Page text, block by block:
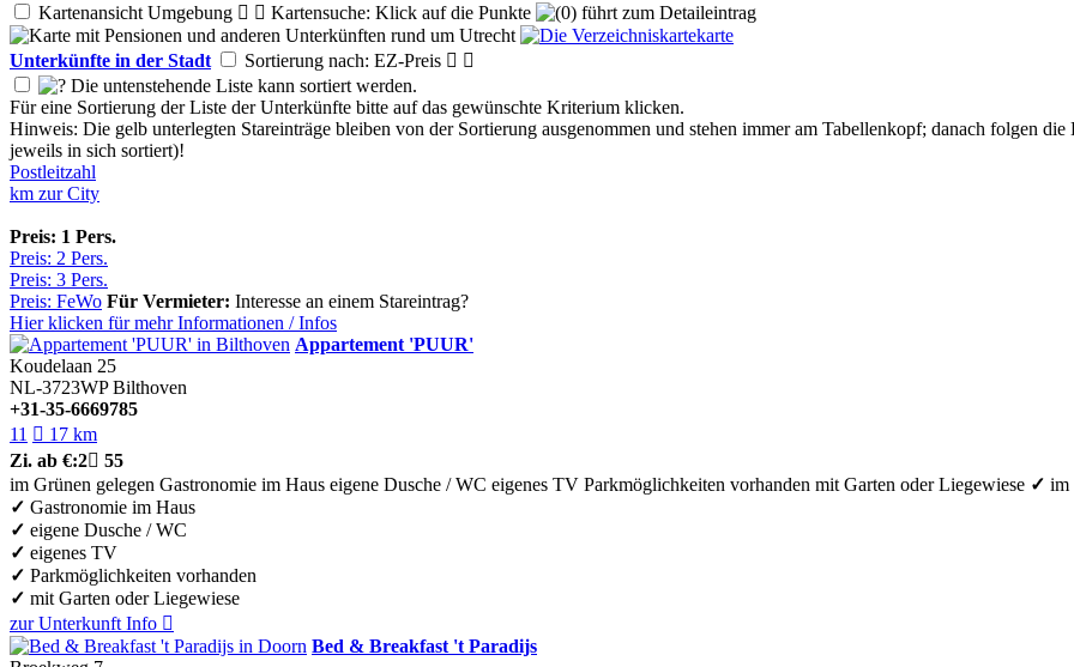
Kartenansicht Umgebung   Kartensuche: Klick auf die Punkte führt zum Detaileintrag
Unterkünfte in der Stadt Sortierung nach: EZ-Preis  
Die untenstehende Liste kann sortiert werden.
Für eine Sortierung der Liste der Unterkünfte bitte auf das gewünschte Kriterium klicken.
Hinweis: Die gelb unterlegten Stareinträge bleiben von der Sortierung ausgenommen und stehen immer am Tabellenkopf; danach folgen
jeweils in sich sortiert)!
Postleitzahl
km zur City
Preis: 1 Pers.
Preis: 2 Pers.
Preis: 3 Pers.
Preis: FeWo Für Vermieter: Interesse an einem Stareintrag?
Hier klicken für mehrInformationen /Infos
Appartement 'PUUR'
Koudelaan 25
NL-3723WP Bilthoven
+31-35-6669785
11  17 km
Zi. ab €:2 55
im Grünen gelegen Gastronomie im Haus eigene Dusche / WC eigenes TV Parkmöglichkeiten vorhanden mit Garten oder Liegewiese ✓ im
✓ Gastronomie im Haus
✓ eigene Dusche / WC
✓ eigenes TV
✓ Parkmöglichkeiten vorhanden
✓ mit Garten oder Liegewiese
zur Unterkunft Info 
Bed & Breakfast 't Paradijs